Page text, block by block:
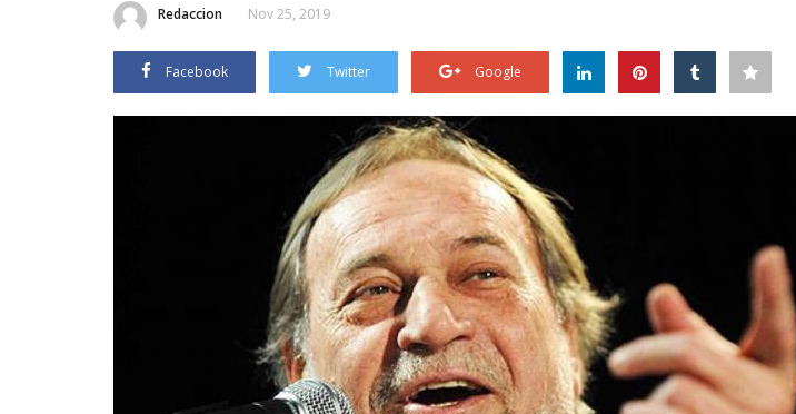
Redaccion Nov 25, 2019
Facebook Twitter Google